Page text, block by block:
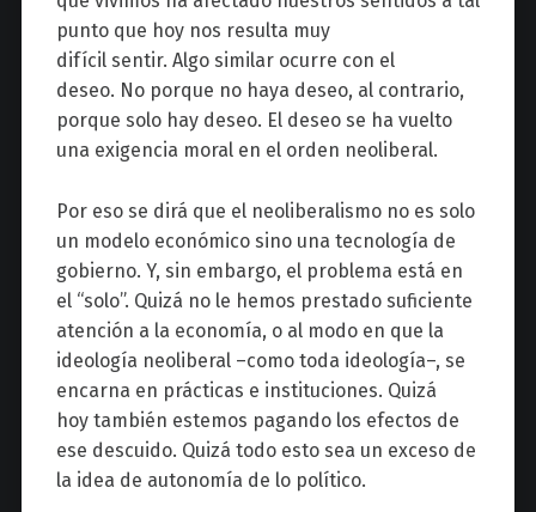
punto que hoy nos resulta muy
difícil sentir. Algo similar ocurre con el
deseo. No porque no haya deseo, al contrario,
porque solo hay deseo. El deseo se ha vuelto
una exigencia moral en el orden neoliberal.
Por eso se dirá que el neoliberalismo no es solo
un modelo económico sino una tecnología de
gobierno. Y, sin embargo, el problema está en
el “solo”. Quizá no le hemos prestado suficiente
atención a la economía, o al modo en que la
ideología neoliberal –como toda ideología–, se
encarna en prácticas e instituciones. Quizá
hoy también estemos pagando los efectos de
ese descuido. Quizá todo esto sea un exceso de
la idea de autonomía de lo político.